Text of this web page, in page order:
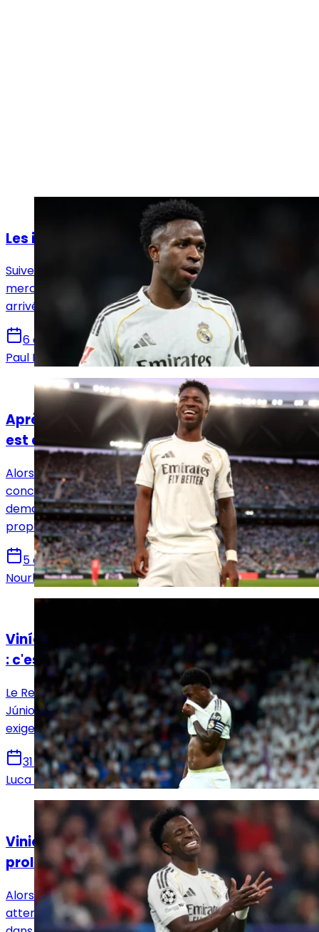
Les infos mercato Real Madrid du 6 août !
Suivez toutes les actualités en direct du 6 août liées au
mercato du Real Madrid, aussi bien dans le sens des
arrivées que des départs.
6 août 2026
Paul Durel
Actualités
Après l'ultime offre du Real Madrid, la balle
est dans le camp de Vinicius Jr
Alors qu'Arsenal affiche un intérêt de plus en plus
concret pour Vinicius Jr, le Real Madrid aurait
demandé une réponse définitive au Brésilien en lui
proposant une dernière offre.
5 août 2026
Nourhane Haroui
Actualités
Vinícius Jr face à l'ultimatum du Real Madrid
: c'est la prolongation ou la vente !
Le Real Madrid lance un ultimatum historique à Vinícius
Júnior. S'il refuse cette toute dernière offre, la direction
exigera sa vente immédiate cet été.
31 juillet 2026
Luca Schenatto
Actualités
Vinicius Jr : le Real Madrid accélère sa
prolongation face à l'offensive d'Arsenal
Alors que la prolongation de Vinicius Jr se fait encore
attendre, le Real Madrid a décidé de reprendre la main